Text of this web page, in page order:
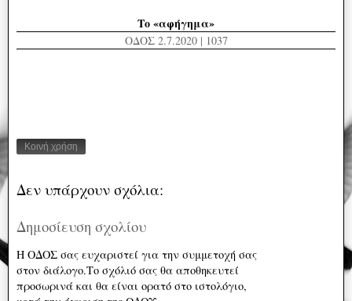
Το «αφήγημα»
ΟΔΟΣ 2.7.2020 | 1037
Κοινή χρήση
Δεν υπάρχουν σχόλια:
Δημοσίευση σχολίου
Η ΟΔΟΣ σας ευχαριστεί για την συμμετοχή σας
στον διάλογο.Το σχόλιό σας θα αποθηκευτεί
προσωρινά και θα είναι ορατό στο ιστολόγιο,